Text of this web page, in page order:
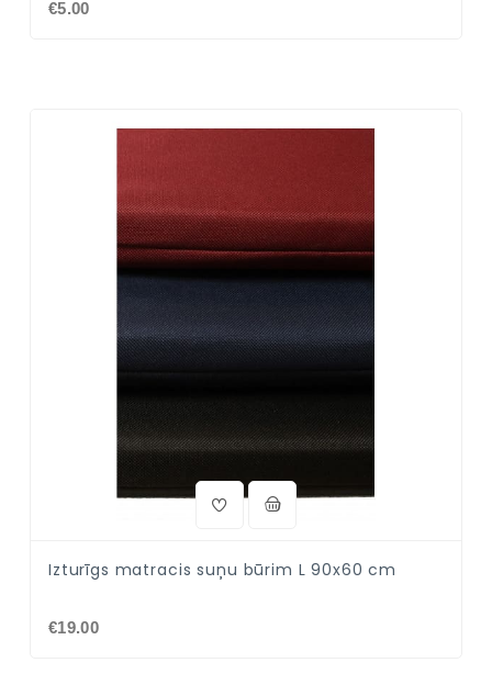
€5.00
Izturīgs matracis suņu būrim L 90x60 cm
€19.00